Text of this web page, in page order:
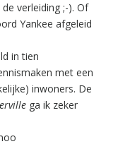
verleiding ;-). Of
Yankee afgeleid
in tien
met een
inwoners. De
ga ik zeker